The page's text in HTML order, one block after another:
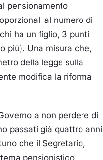
pensionamento
al numero di
ha un figlio, 3 punti
più). Una misura che,
della legge sulla
modifica la riforma
a non perdere di
passati già quattro anni
che il Segretario,
pensionistico,